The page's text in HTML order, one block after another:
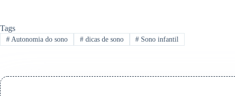
Tags
#Autonomia do sono #dicas de sono # Sono infantil